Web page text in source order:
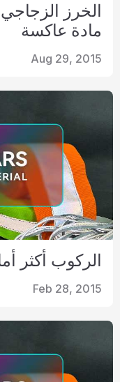
الخرز
مادة عاكسة
Aug 29, 2015
الركوب أكثر
Feb 28, 2015